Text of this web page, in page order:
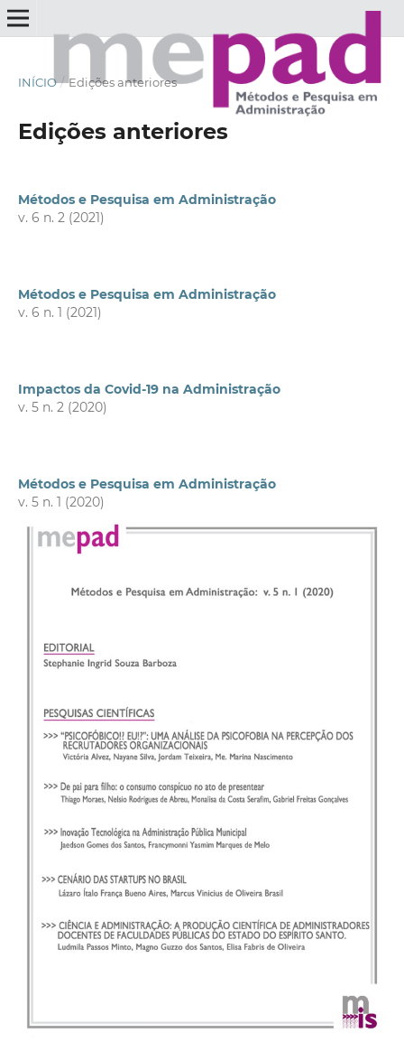
INÍCIO / Edições anteriores
Edições anteriores
Métodos e Pesquisa em Administração
v. 6 n. 2 (2021)
Métodos e Pesquisa em Administração
v. 6 n. 1 (2021)
Impactos da Covid-19 na Administração
v. 5 n. 2 (2020)
Métodos e Pesquisa em Administração
v. 5 n. 1 (2020)